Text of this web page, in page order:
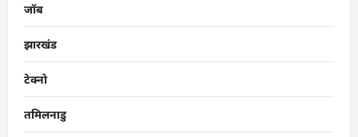
जॉब
झारखंड
टेक्नो
तमिलनाडु